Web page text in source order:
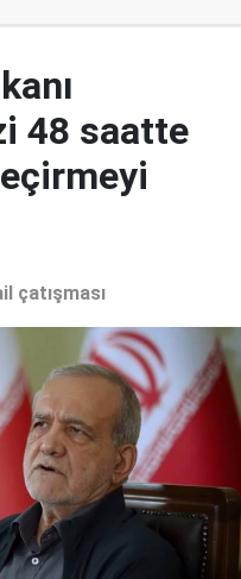
48 saatte
çatışması